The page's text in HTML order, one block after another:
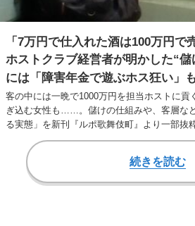
「7万円で仕入れた酒は100万円で
ホストクラブ経営者が明かした“
には「障害年金で遊ぶホス狂い」も
客の中には一晩で1000万円を担当ホストに貢
ぎ込む女性も……。儲けの仕組みや、客層な
る実態」を新刊『ルポ歌舞伎町』より一部抜
舞伎町の…
続きを読む